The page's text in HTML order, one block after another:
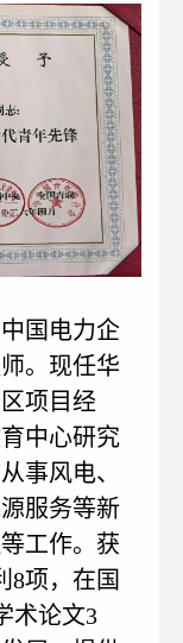
国电力企
。现任华
项目经
中心研究
事风电、
服务等新
工作。获
8项，在国
术论文3